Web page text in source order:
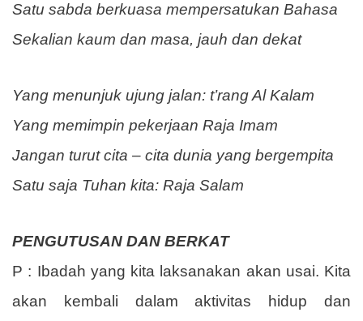
Satu sabda berkuasa mempersatukan Bahasa
Sekalian kaum dan masa, jauh dan dekat
Yang menunjuk ujung jalan: t’rang Al Kalam
Yang memimpin pekerjaan Raja Imam
Jangan turut cita – cita dunia yang bergempita
Satu saja Tuhan kita: Raja Salam
PENGUTUSAN DAN BERKAT
P : Ibadah yang kita laksanakan akan usai. Kita
akan kembali dalam aktivitas hidup dan